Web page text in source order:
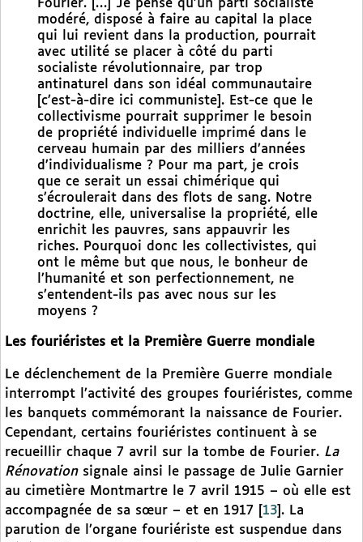
Fourier. […] Je pense qu’un parti socialiste
modéré, disposé à faire au capital la place
qui lui revient dans la production, pourrait
avec utilité se placer à côté du parti
socialiste révolutionnaire, par trop
antinaturel dans son idéal communautaire
[c’est-à-dire ici communiste]. Est-ce que le
collectivisme pourrait supprimer le besoin
de propriété individuelle imprimé dans le
cerveau humain par des milliers d’années
d’individualisme ? Pour ma part, je crois
que ce serait un essai chimérique qui
s’écroulerait dans des flots de sang. Notre
doctrine, elle, universalise la propriété, elle
enrichit les pauvres, sans appauvrir les
riches. Pourquoi donc les collectivistes, qui
ont le même but que nous, le bonheur de
l’humanité et son perfectionnement, ne
s’entendent-ils pas avec nous sur les
moyens ?
Les fouriéristes et la Première Guerre mondiale
Le déclenchement de la Première Guerre mondiale
interrompt l’activité des groupes fouriéristes, comme
les banquets commémorant la naissance de Fourier.
Cependant, certains fouriéristes continuent à se
recueillir chaque 7 avril sur la tombe de Fourier. La
Rénovation signale ainsi le passage de Julie Garnier
au cimetière Montmartre le 7 avril 1915 – où elle est
accompagnée de sa sœur – et en 1917
13 . La
parution de l’organe fouriériste est suspendue dans